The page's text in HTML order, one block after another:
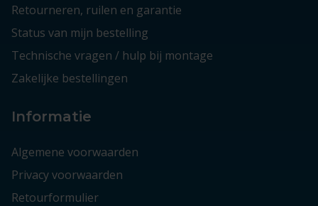
Retourneren, ruilen en garantie
Status van mijn bestelling
Technische vragen / hulp bij montage
Zakelijke bestellingen
Informatie
Algemene voorwaarden
Privacy voorwaarden
Retourformulier